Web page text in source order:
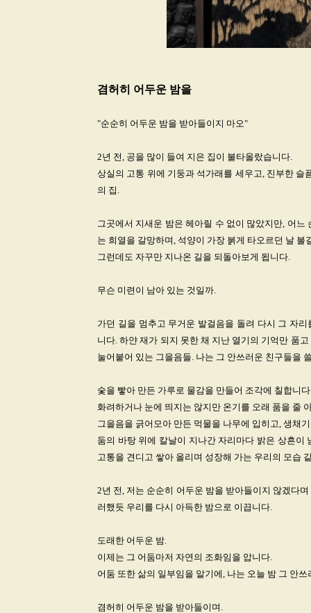
겸허히 어두운 밤을
"순순히 어두운 밤을 받아들이지 마오"
2년 전, 공을 많이 들여 지은 집이 불타올랐습니다.
상실의 고통 위에 기둥과 석가래를 세우고, 진부한
의 집.
그곳에서 지새운 밤은 헤아릴 수 없이 많았지만, 어
는 희열을 갈망하며, 석양이 가장 붉게 타오르던 날
그런데도 자꾸만 지나온 길을 되돌아보게 됩니다.
무슨 미련이 남아 있는 것일까.
가던 길을 멈추고 무거운 발걸음을 돌려 다시 그 자
니다. 하얀 재가 되지 못한 채 지난 열기의 기억만 품
눌어붙어 있는 그을음들. 나는 그 안쓰러운 친구들을
숯을 빻아 만든 가루로 물감을 만들어 조각에 칠합니
화려하거나 눈에 띄지는 않지만 온기를 오래 품을 줄
그을음을 긁어모아 만든 먹물을 나무에 입히고, 생채
둠의 바탕 위에 칼날이 지나간 자리마다 밝은 상흔
고통을 견디고 쌓아 올리며 성장해 가는 우리의 모습
2년 전, 저는 순순히 어두운 밤을 받아들이지 않겠다
러했듯 우리를 다시 아득한 밤으로 이끕니다.
도래한 어두운 밤.
이제는 그 어둠마저 자연의 조화임을 압니다.
어둠 또한 삶의 일부임을 알기에, 나는 오늘 밤 그 안
겸허히 어두운 밤을 받아들이며.